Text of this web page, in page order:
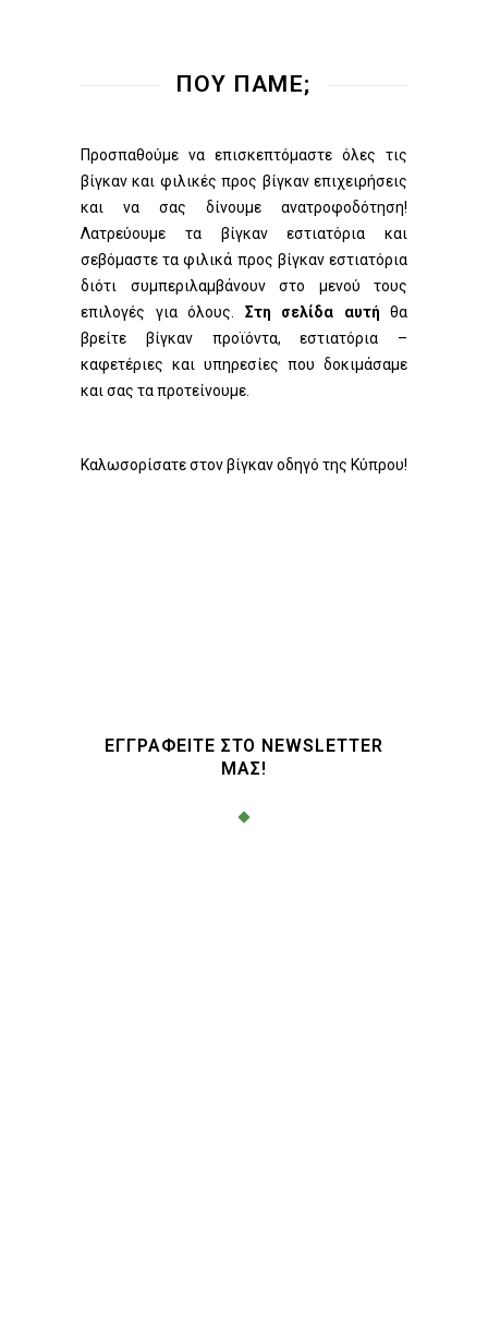
ΠΟΥ ΠΑΜΕ;
Προσπαθούμε να επισκεπτόμαστε όλες τις
βίγκαν και φιλικές προς βίγκαν επιχειρήσεις
και να σας δίνουμε ανατροφοδότηση!
Λατρεύουμε τα βίγκαν εστιατόρια και
σεβόμαστε τα φιλικά προς βίγκαν εστιατόρια
διότι συμπεριλαμβάνουν στο μενού τους
επιλογές για όλους. Στη σελίδα αυτή θα
βρείτε βίγκαν προϊόντα, εστιατόρια –
καφετέριες και υπηρεσίες που δοκιμάσαμε
και σας τα προτείνουμε.
Καλωσορίσατε στον βίγκαν οδηγό της Κύπρου!
ΕΓΓΡΑΦΕΙΤΕ ΣΤΟ NEWSLETTER
ΜΑΣ!